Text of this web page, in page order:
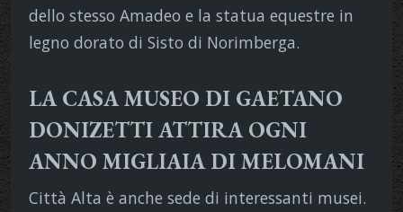
dello stesso Amadeo e la statua equestre in
legno dorato di Sisto di Norimberga.
LA CASA MUSEO DI GAETANO
DONIZETTI ATTIRA OGNI
ANNO MIGLIAIA DI MELOMANI
Città Alta è anche sede di interessanti musei.